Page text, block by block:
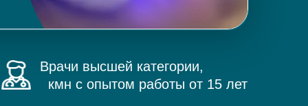
Врачи высшей категории,
кмн с опытом работы от 15 лет